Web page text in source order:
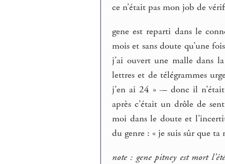
ce n’était pas mon job de
gene est reparti dans le
mois et sans doute qu’une
j’ai ouvert une malle dans
lettres et de télégrammes
j’en ai 24 » -– donc il
après c’était un drôle de
moi dans le doute et
du genre : « je suis sûr que ta
note : gene pitney est mort